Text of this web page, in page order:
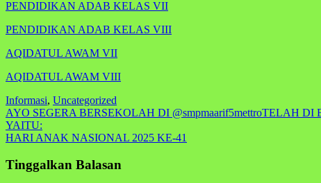
PENDIDIKAN ADAB KELAS VII
PENDIDIKAN ADAB KELAS VIII
AQIDATUL AWAM VII
AQIDATUL AWAM VIII
Informasi, Uncategorized
Navigasi
pos
AYO SEGERA BERSEKOLAH DI @smpmaarif5mettroTELAH
YAITU:
HARI ANAK NASIONAL 2025 KE-41
Tinggalkan Balasan